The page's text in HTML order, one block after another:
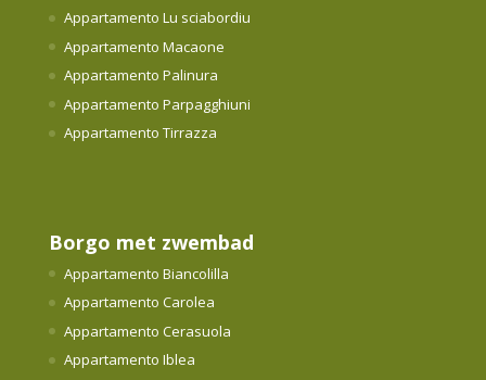
Appartamento Lu sciabordiu
Appartamento Macaone
Appartamento Palinura
Appartamento Parpagghiuni
Appartamento Tirrazza
Borgo met zwembad
Appartamento Biancolilla
Appartamento Carolea
Appartamento Cerasuola
Appartamento Iblea